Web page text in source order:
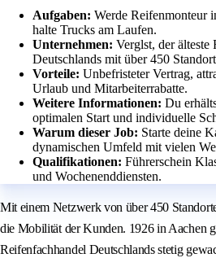
Aufgaben: Werde Reifenmonteur
halte Trucks am Laufen.
Unternehmen: Verglst, der älteste
Deutschlands mit über 450
Vorteile: Unbefristeter Vertrag,
Urlaub und Mitarbeiterrabatte.
Weitere Informationen: Du
optimalen Start und individuelle
Warum dieser Job: Starte deine
dynamischen Umfeld mit vielen
Qualifikationen: Führerschein
und Wochenenddiensten.
Mit einem Netzwerk von über 450
die Mobilität der Kunden. 1926 in Aachen
Reifenfachhandel Deutschlands stetig